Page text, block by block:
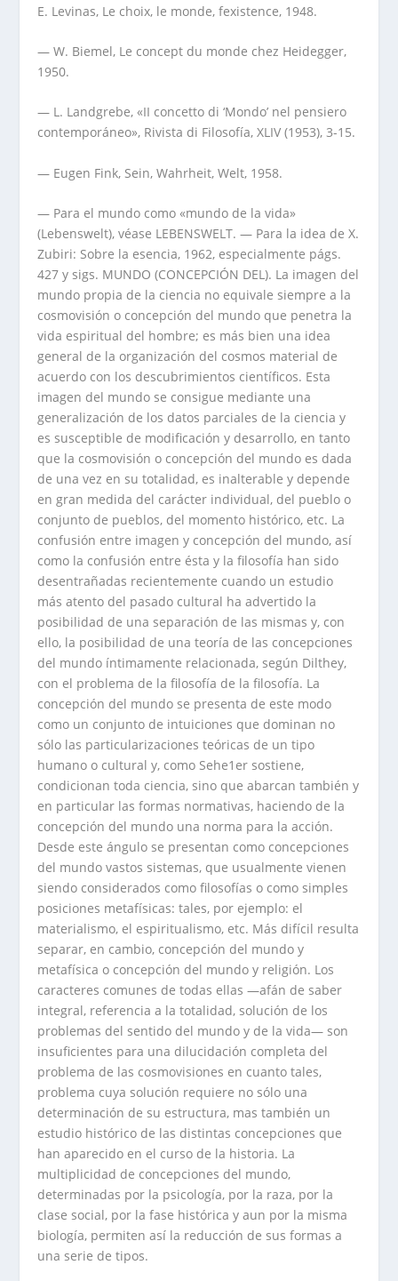
E. Levinas, Le choix, le monde, fexistence, 1948.
— W. Biemel, Le concept du monde chez Heidegger,
1950.
— L. Landgrebe, «II concetto di ‘Mondo’ nel pensiero
contemporáneo», Rivista di Filosofía, XLIV (1953), 3-15.
— Eugen Fink, Sein, Wahrheit, Welt, 1958.
— Para el mundo como «mundo de la vida»
(Lebenswelt), véase LEBENSWELT. — Para la idea de X.
Zubiri: Sobre la esencia, 1962, especialmente págs.
427 y sigs. MUNDO (CONCEPCIÓN DEL). La imagen del
mundo propia de la ciencia no equivale siempre a la
cosmovisión o concepción del mundo que penetra la
vida espiritual del hombre; es más bien una idea
general de la organización del cosmos material de
acuerdo con los descubrimientos científicos. Esta
imagen del mundo se consigue mediante una
generalización de los datos parciales de la ciencia y
es susceptible de modificación y desarrollo, en tanto
que la cosmovisión o concepción del mundo es dada
de una vez en su totalidad, es inalterable y depende
en gran medida del carácter individual, del pueblo o
conjunto de pueblos, del momento histórico, etc. La
confusión entre imagen y concepción del mundo, así
como la confusión entre ésta y la filosofía han sido
desentrañadas recientemente cuando un estudio
más atento del pasado cultural ha advertido la
posibilidad de una separación de las mismas y, con
ello, la posibilidad de una teoría de las concepciones
del mundo íntimamente relacionada, según Dilthey,
con el problema de la filosofía de la filosofía. La
concepción del mundo se presenta de este modo
como un conjunto de intuiciones que dominan no
sólo las particularizaciones teóricas de un tipo
humano o cultural y, como Sehe1er sostiene,
condicionan toda ciencia, sino que abarcan también y
en particular las formas normativas, haciendo de la
concepción del mundo una norma para la acción.
Desde este ángulo se presentan como concepciones
del mundo vastos sistemas, que usualmente vienen
siendo considerados como filosofías o como simples
posiciones metafísicas: tales, por ejemplo: el
materialismo, el espiritualismo, etc. Más difícil resulta
separar, en cambio, concepción del mundo y
metafísica o concepción del mundo y religión. Los
caracteres comunes de todas ellas —afán de saber
integral, referencia a la totalidad, solución de los
problemas del sentido del mundo y de la vida— son
insuficientes para una dilucidación completa del
problema de las cosmovisiones en cuanto tales,
problema cuya solución requiere no sólo una
determinación de su estructura, mas también un
estudio histórico de las distintas concepciones que
han aparecido en el curso de la historia. La
multiplicidad de concepciones del mundo,
determinadas por la psicología, por la raza, por la
clase social, por la fase histórica y aun por la misma
biología, permiten así la reducción de sus formas a
una serie de tipos.